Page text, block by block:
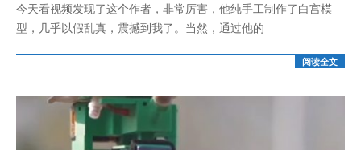
05
今天看视频发现了这个作者，非常厉害，他纯手工制作了白宫模
型，几乎以假乱真，震撼到我了。当然，通过他的
阅读全文